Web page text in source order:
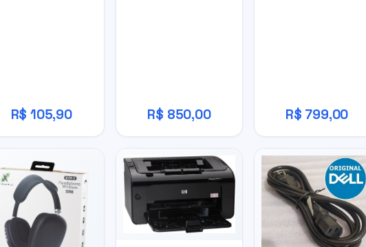
R$ 105,90 R$ 850,00 R$ 799,00